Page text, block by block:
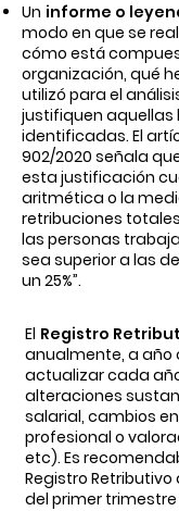
Un informe o
modo en que se
cómo está
organización, qué
utilizó para el
justifiquen aquellas
identificadas. El
902/2020 señala
esta justificación
aritmética o la
retribuciones
las personas
sea superior a las
un 25%”.
El Registro
anualmente, a año
actualizar cada
alteraciones
salarial, cambios
profesional o
etc). Es
Registro
del primer